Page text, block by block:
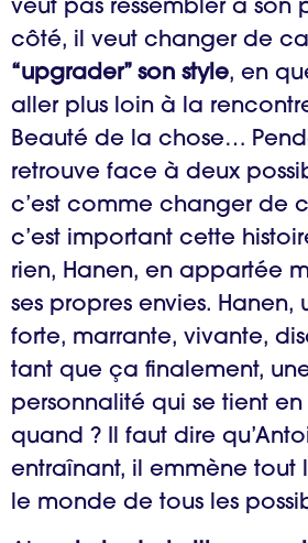
veut pas ressembler à son
côté, il veut changer de
“upgrader” son style, en
aller plus loin à la
Beauté de la chose…
retrouve face à deux
c’est comme changer de
c’est important cette
rien, Hanen, en appartée
ses propres envies. Hanen,
forte, marrante, vivante,
tant que ça finalement,
personnalité qui se tient en
quand ? Il faut dire
entraînant, il emmène tout
le monde de tous les